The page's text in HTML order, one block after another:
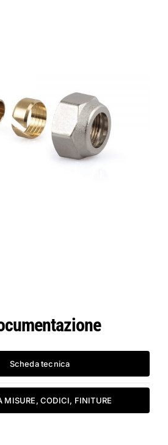
Scheda tecnica
MISURE, CODICI, FINITURE